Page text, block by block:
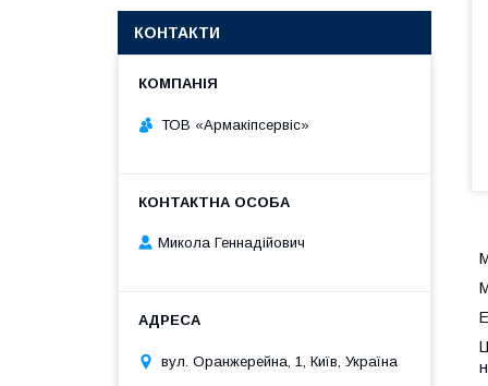
КОНТАКТИ
ТОВ «Армакіпсервіс»
Микола Геннадійович
вул. Оранжерейна, 1, Київ, Україна